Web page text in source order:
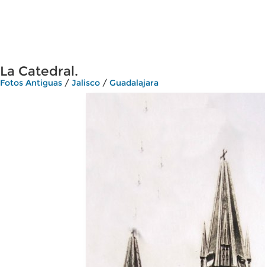
La Catedral.
Fotos Antiguas / Jalisco / Guadalajara